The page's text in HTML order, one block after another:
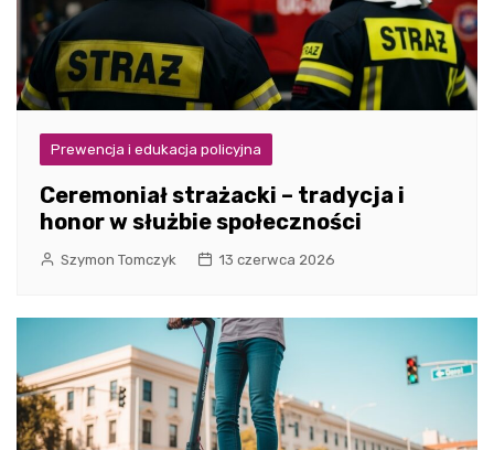
Prewencja i edukacja policyjna
Ceremoniał strażacki – tradycja i
honor w służbie społeczności
Szymon Tomczyk 13 czerwca 2026